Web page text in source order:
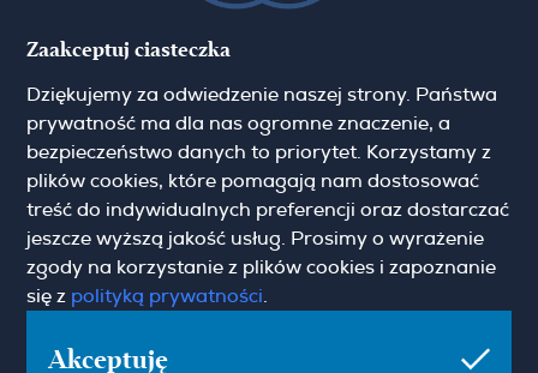
Zapisz się do newslettera
Imię
Email
Zaakceptuj ciasteczka
Dziękujemy za odwiedzenie naszej strony. Państwa
prywatność ma dla nas ogromne znaczenie, a
bezpieczeństwo danych to priorytet. Korzystamy z
plików cookies, które pomagają nam dostosować
treść do indywidualnych preferencji oraz dostarczać
jeszcze wyższą jakość usług. Prosimy o wyrażenie
zgody na korzystanie z plików cookies i zapoznanie
się z polityką prywatności
Akceptuję